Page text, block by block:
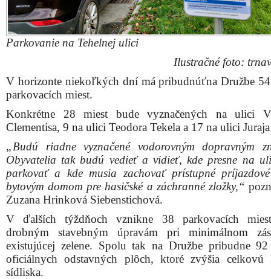
Parkovanie na Tehelnej ulici
Ilustračné foto:
V horizonte niekoľkých dní má pribudnúťna Družbe
parkovacích miest.
Konkrétne 28 miest bude vyznačených na ulici
Clementisa, 9 na ulici Teodora Tekela a 17 na ulici
„Budú riadne vyznačené vodorovným dopravným
Obyvatelia tak budú vedieť a vidieť, kde presne na
parkovať a kde musia zachovať prístupné
bytovým domom pre hasičské a záchranné zložky,“
Zuzana Hrinková Siebenstichová.
V ďalších týždňoch vznikne 38 parkovacích
drobným stavebným úpravám pri minimálnom
existujúcej zelene. Spolu tak na Družbe pribudne
oficiálnych odstavných plôch, ktoré zvýšia celkovú
sídliska.